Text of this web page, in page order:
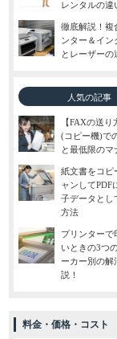
レンタルの違
徹底解説！複
ンター＆イン
とレーザーの
人気の記事
【FAXの送
(コピー機)で
と最低限のマ
紙文書をコピ
ャンしてPDF
子データとし
方法
プリンターで
いときの3つ
ーカー別の解
説！
料金・価格・コスト